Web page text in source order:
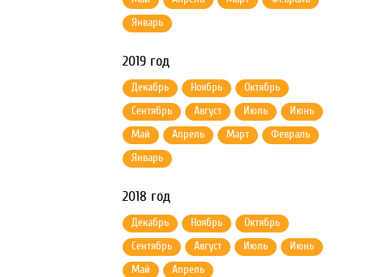
Январь
2019 год
Декабрь Ноябрь
Октябрь
Сентябрь
Август Июль
Июнь
Май
Апрель Март
Февраль
Январь
2018 год
Декабрь Ноябрь
Октябрь
Сентябрь
Август Июль
Июнь
Май
Апрель